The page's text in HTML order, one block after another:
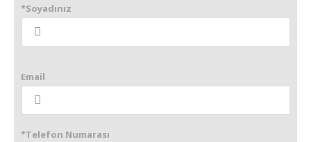
*Soyadınız
Email
*Telefon Numarası